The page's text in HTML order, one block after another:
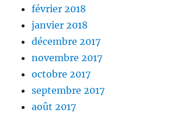
février 2018
janvier 2018
décembre 2017
novembre 2017
octobre 2017
septembre 2017
août 2017